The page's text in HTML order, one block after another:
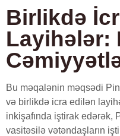
Birlikdə
Layihələr:
Bu məqalənin məqsədi
və birlikdə icra edilən
inkişafında iştirak edərək,
vasitəsilə vətəndaşların